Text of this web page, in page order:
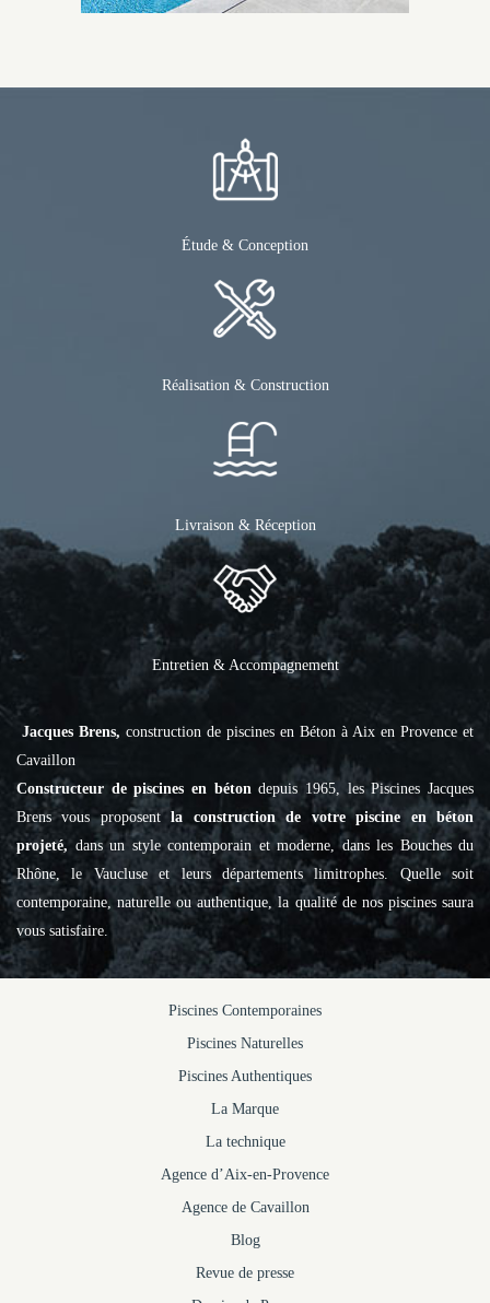
Étude & Conception
Réalisation & Construction
Livraison & Réception
Entretien & Accompagnement
Jacques Brens, construction de piscines en Béton à Aix en Provence et
Cavaillon
Constructeur de piscines en bétondepuis 1965, les Piscines Jacques
Brens vous proposentla construction de votre piscine en béton
projeté, dans un style contemporain et moderne, dans les Bouches du
Rhône, le Vaucluse et leurs départements limitrophes. Quelle soit
contemporaine, naturelle ou authentique, la qualité de nos piscines saura
vous satisfaire.
Piscines Contemporaines
Piscines Naturelles
Piscines Authentiques
La Marque
La technique
Agence d’Aix-en-Provence
Agence de Cavaillon
Blog
Revue de presse